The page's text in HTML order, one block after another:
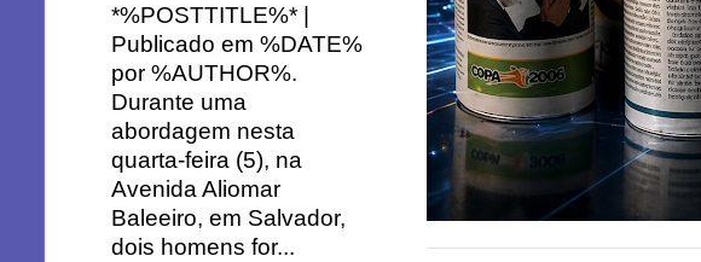
*%POSTTITLE%* |
Publicado em %DATE%
por %AUTHOR%.
Durante uma
abordagem nesta
quarta-feira (5), na
Avenida Aliomar
Baleeiro, em Salvador,
dois homens for...